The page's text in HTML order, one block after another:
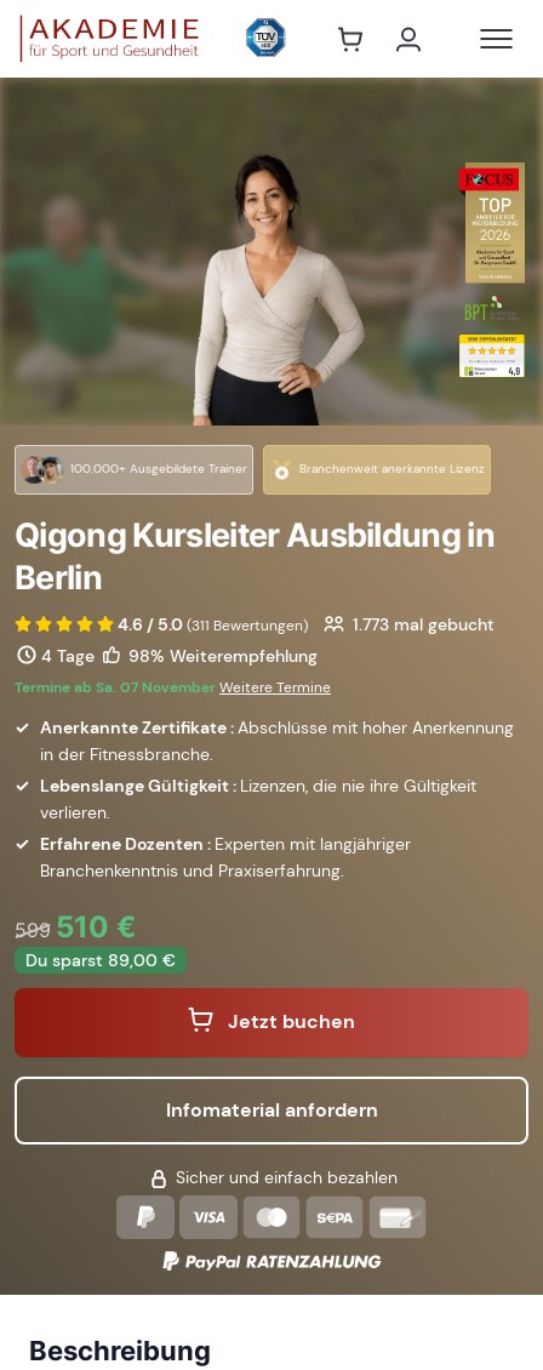
100.000+ Ausgebildete Trainer Branchenweit anerkannte Lizenz
Qigong Kursleiter Ausbildung in
Berlin
4.6 / 5.0(311 Bewertungen) 1.773mal gebucht
4 Tage
98% Weiterempfehlung
Termine ab Sa. 07 NovemberWeitere Termine
Anerkannte Zertifikate :Abschlüsse mit hoher Anerkennung
in der Fitnessbranche.
Lebenslange Gültigkeit : Lizenzen, die nie ihre Gültigkeit
verlieren.
Erfahrene Dozenten : Experten mit langjähriger
Branchenkenntnis und Praxiserfahrung.
599 510 €
Du sparst 89,00 €
Jetzt buchen
Infomaterial anfordern
Sicher und einfach bezahlen
Beschreibung